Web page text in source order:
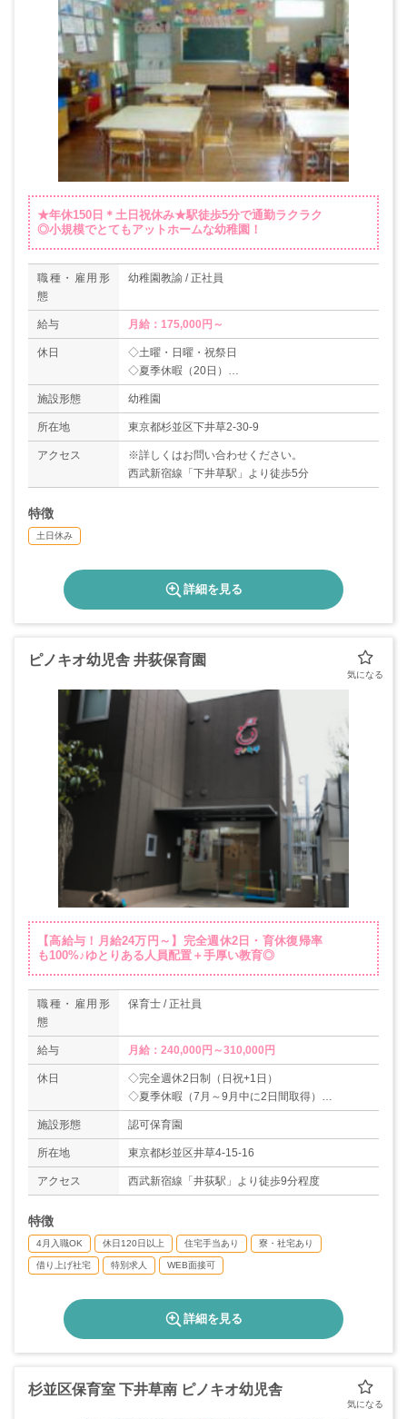
★年休150日＊土日祝休み★駅徒歩5分で通勤ラクラク
◎小規模でとてもアットホームな幼稚園！
職種・雇用形
態
幼稚園教諭 / 正社員
給与 月給：175,000円～
休日
◇土曜・日曜・祝祭日
◇夏季休暇（20日）
※8月に1週間夏季保育があるが、その他は全部夏
休み
◇春季休暇（10～14日）
◇有給休暇
＊年間休日150日
施設形態 幼稚園
所在地 東京都杉並区下井草2-30-9
アクセス
※詳しくはお問い合わせください。
西武新宿線「下井草駅」より徒歩5分
特徴
土日休み
詳細を見る
ピノキオ幼児舎 井荻保育園
【高給与！月給24万円～】完全週休2日・育休復帰率
も100%♪ゆとりある人員配置＋手厚い教育◎
職種・雇用形
態
保育士 / 正社員
給与 月給：240,000円～310,000円
休日
◇完全週休2日制（日祝+1日）
◇夏季休暇（7月～9月中に2日間取得）
◇年末年始（12/29～1/3）
◇年次有給休暇
◇振休あり
◇結婚休暇（5日）
◇産前産後休暇
◇乳幼児の看護休暇
◇慶弔休暇等
◇会社指定・特別休暇等
＊年間休日数120日
施設形態 認可保育園
所在地 東京都杉並区井草4-15-16
アクセス 西武新宿線「井荻駅」より徒歩9分程度
特徴
4月入職OK 休日120日以上 住宅手当あり 寮・社宅あり
借り上げ社宅 特別求人 WEB面接可
詳細を見る
杉並区保育室 下井草南 ピノキオ幼児舎